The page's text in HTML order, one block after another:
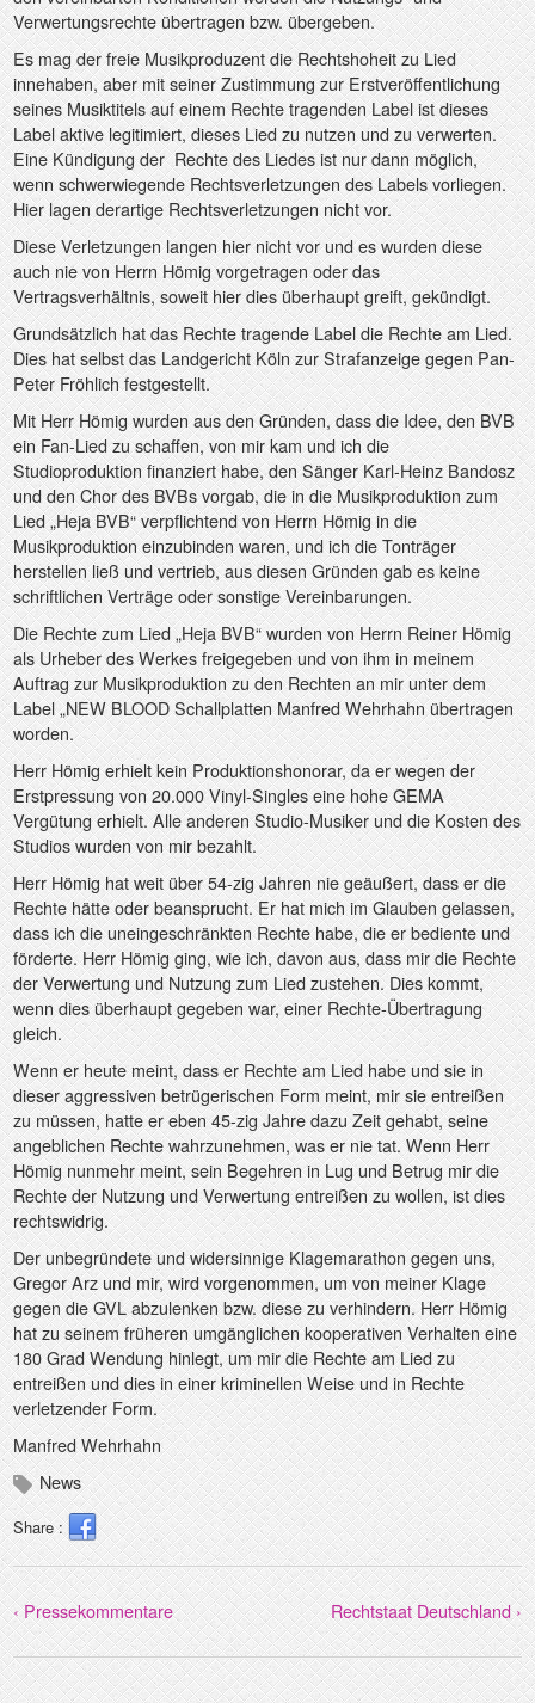
Verwertungsrechte übertragen bzw. übergeben.
Es mag der freie Musikproduzent die Rechtshoheit zu Lied
innehaben, aber mit seiner Zustimmung zur Erstveröffentlichung
seines Musiktitels auf einem Rechte tragenden Label ist dieses
Label aktive legitimiert, dieses Lied zu nutzen und zu verwerten.
Eine Kündigung der Rechte des Liedes ist nur dann möglich,
wenn schwerwiegende Rechtsverletzungen des Labels vorliegen.
Hier lagen derartige Rechtsverletzungen nicht vor.
Diese Verletzungen langen hier nicht vor und es wurden diese
auch nie von Herrn Hömig vorgetragen oder das
Vertragsverhältnis, soweit hier dies überhaupt greift, gekündigt.
Grundsätzlich hat das Rechte tragende Label die Rechte am Lied.
Dies hat selbst das Landgericht Köln zur Strafanzeige gegen Pan-
Peter Fröhlich festgestellt.
Mit Herr Hömig wurden aus den Gründen, dass die Idee, den BVB
ein Fan-Lied zu schaffen, von mir kam und ich die
Studioproduktion finanziert habe, den Sänger Karl-Heinz Bandosz
und den Chor des BVBs vorgab, die in die Musikproduktion zum
Lied „Heja BVB“ verpflichtend von Herrn Hömig in die
Musikproduktion einzubinden waren, und ich die Tonträger
herstellen ließ und vertrieb, aus diesen Gründen gab es keine
schriftlichen Verträge oder sonstige Vereinbarungen.
Die Rechte zum Lied „Heja BVB“ wurden von Herrn Reiner Hömig
als Urheber des Werkes freigegeben und von ihm in meinem
Auftrag zur Musikproduktion zu den Rechten an mir unter dem
Label „NEW BLOOD Schallplatten Manfred Wehrhahn übertragen
worden.
Herr Hömig erhielt kein Produktionshonorar, da er wegen der
Erstpressung von 20.000 Vinyl-Singles eine hohe GEMA
Vergütung erhielt. Alle anderen Studio-Musiker und die Kosten des
Studios wurden von mir bezahlt.
Herr Hömig hat weit über 54-zig Jahren nie geäußert, dass er die
Rechte hätte oder beansprucht. Er hat mich im Glauben gelassen,
dass ich die uneingeschränkten Rechte habe, die er bediente und
förderte. Herr Hömig ging, wie ich, davon aus, dass mir die Rechte
der Verwertung und Nutzung zum Lied zustehen. Dies kommt,
wenn dies überhaupt gegeben war, einer Rechte-Übertragung
gleich.
Wenn er heute meint, dass er Rechte am Lied habe und sie in
dieser aggressiven betrügerischen Form meint, mir sie entreißen
zu müssen, hatte er eben 45-zig Jahre dazu Zeit gehabt, seine
angeblichen Rechte wahrzunehmen, was er nie tat. Wenn Herr
Hömig nunmehr meint, sein Begehren in Lug und Betrug mir die
Rechte der Nutzung und Verwertung entreißen zu wollen, ist dies
rechtswidrig.
Der unbegründete und widersinnige Klagemarathon gegen uns,
Gregor Arz und mir, wird vorgenommen, um von meiner Klage
gegen die GVL abzulenken bzw. diese zu verhindern. Herr Hömig
hat zu seinem früheren umgänglichen kooperativen Verhalten eine
180 Grad Wendung hinlegt, um mir die Rechte am Lied zu
entreißen und dies in einer kriminellen Weise und in Rechte
verletzender Form.
Manfred Wehrhahn
News
Share :
‹ Pressekommentare Rechtstaat Deutschland ›